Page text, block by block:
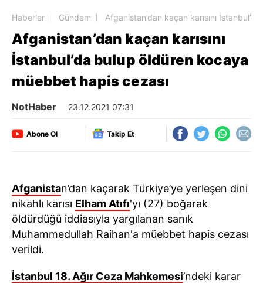
Haberler Gündem Afganistan’dan kaçan karısını
Afganistan’dan kaçan karısını
İstanbul’da bulup öldüren kocaya
müebbet hapis cezası
NotHaber 23.12.2021 07:31
Abone Ol Takip Et
Afganistan’dan kaçarak Türkiye’ye yerleşen dini
nikahlı karısı Elham Atıfı'yı (27) boğarak
öldürdüğü iddiasıyla yargılanan sanık
Muhammedullah Raihan'a müebbet hapis cezası
verildi.
İstanbul 18. Ağır Ceza Mahkemesi’ndeki karar